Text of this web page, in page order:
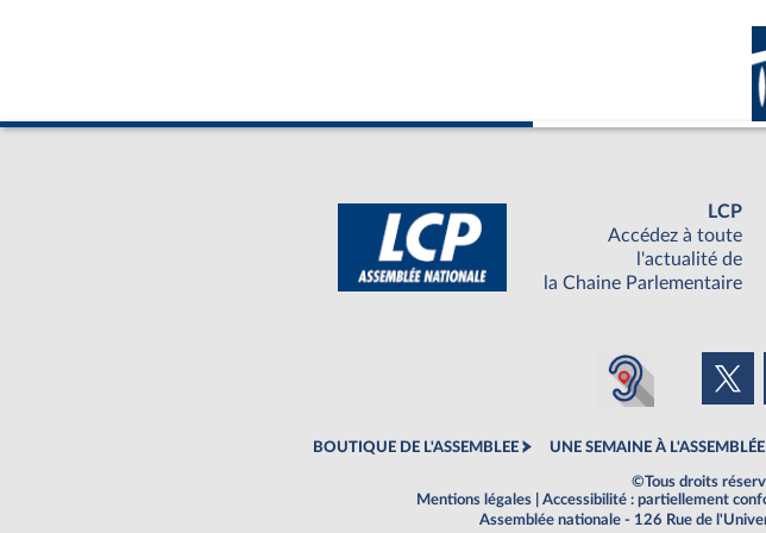
LCP
Accédez à toute
l'actualité de
la Chaine Parlementaire
BOUTIQUE DE L'ASSEMBLEE UNE SEMAINE À L'ASSEMBLÉE
©Tous droits
Mentions légales
Accessibilité : partiellement
Assemblée nationale - 126 Rue de